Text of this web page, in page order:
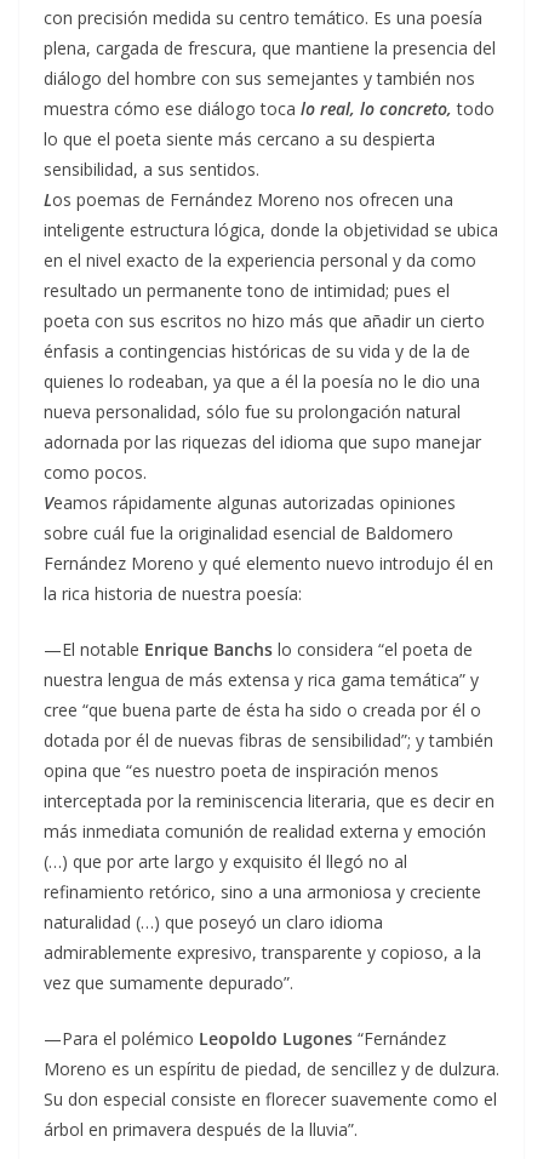
con precisión medida su centro temático. Es una poesía
plena, cargada de frescura, que mantiene la presencia del
diálogo del hombre con sus semejantes y también nos
muestra cómo ese diálogo toca lo real, lo concreto, todo
lo que el poeta siente más cercano a su despierta
sensibilidad, a sus sentidos.
Los poemas de Fernández Moreno nos ofrecen una
inteligente estructura lógica, donde la objetividad se ubica
en el nivel exacto de la experiencia personal y da como
resultado un permanente tono de intimidad; pues el
poeta con sus escritos no hizo más que añadir un cierto
énfasis a contingencias históricas de su vida y de la de
quienes lo rodeaban, ya que a él la poesía no le dio una
nueva personalidad, sólo fue su prolongación natural
adornada por las riquezas del idioma que supo manejar
como pocos.
Veamos rápidamente algunas autorizadas opiniones
sobre cuál fue la originalidad esencial de Baldomero
Fernández Moreno y qué elemento nuevo introdujo él en
la rica historia de nuestra poesía:
—El notable Enrique Banchs lo considera “el poeta de
nuestra lengua de más extensa y rica gama temática” y
cree “que buena parte de ésta ha sido o creada por él o
dotada por él de nuevas fibras de sensibilidad”; y también
opina que “es nuestro poeta de inspiración menos
interceptada por la reminiscencia literaria, que es decir en
más inmediata comunión de realidad externa y emoción
(…) que por arte largo y exquisito él llegó no al
refinamiento retórico, sino a una armoniosa y creciente
naturalidad (…) que poseyó un claro idioma
admirablemente expresivo, transparente y copioso, a la
vez que sumamente depurado”.
—Para el polémico Leopoldo Lugones “Fernández
Moreno es un espíritu de piedad, de sencillez y de dulzura.
Su don especial consiste en florecer suavemente como el
árbol en primavera después de la lluvia”.